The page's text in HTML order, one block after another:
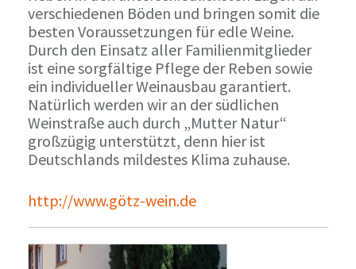
verschiedenen Böden und bringen somit die
besten Voraussetzungen für edle Weine.
Durch den Einsatz aller Familienmitglieder
ist eine sorgfältige Pflege der Reben sowie
ein individueller Weinausbau garantiert.
Natürlich werden wir an der südlichen
Weinstraße auch durch „Mutter Natur“
großzügig unterstützt, denn hier ist
Deutschlands mildestes Klima zuhause.
http://www.götz-wein.de